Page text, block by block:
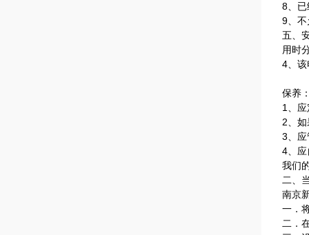
8、已
9、不
五、
用时
4、该
保养
1、
2、
3、应
4、
我们
二、
南京
一．
二．